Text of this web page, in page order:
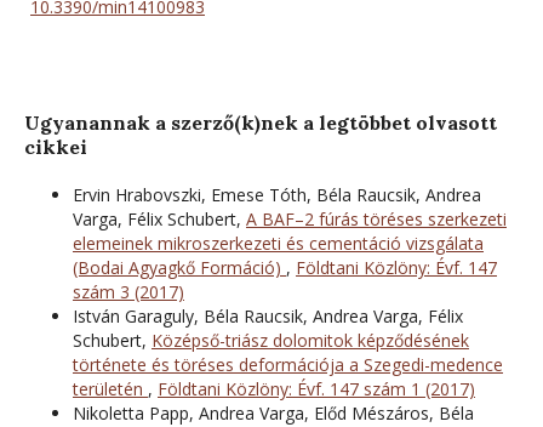
10.3390/min14100983
Ugyanannak a szerző(k)nek a legtöbbet olvasott
cikkei
Ervin Hrabovszki, Emese Tóth, Béla Raucsik, Andrea
Varga, Félix Schubert, A BAF–2 fúrás töréses szerkezeti
elemeinek mikroszerkezeti és cementáció vizsgálata
(Bodai Agyagkő Formáció) , Földtani Közlöny: Évf. 147
szám 3 (2017)
István Garaguly, Béla Raucsik, Andrea Varga, Félix
Schubert, Középső-triász dolomitok képződésének
története és töréses deformációja a Szegedi-medence
területén , Földtani Közlöny: Évf. 147 szám 1 (2017)
Nikoletta Papp, Andrea Varga, Előd Mészáros, Béla